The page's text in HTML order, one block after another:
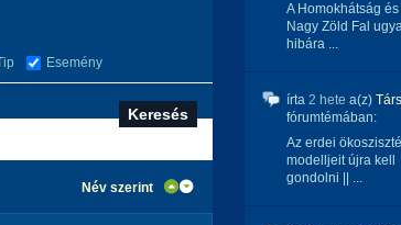
Esemény
Név szerint
A Homokhátság
Nagy Zöld Fal
hibára ...
írta 2 hete a(z)
fórumtémában:
Az erdei
modelljeit újra kell
gondolni || ...